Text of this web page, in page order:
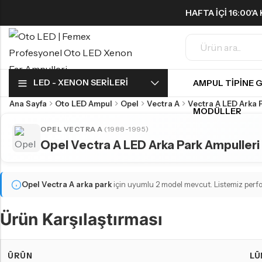
HAFTA IÇI 16:00'A
LED - XENON SERILERI AMPUL TIPINE
MODÜLLER
Ana Sayfa Oto LED Ampul Opel Vectra A Vectra A LED Arka
OPEL VECTRA A (1988-1995)
Opel Vectra A LED Arka Park Ampulleri
Opel Vectra A arka park için uyumlu 2 model mevcut. Listemiz
Ürün Karşılaştırması
ÜRÜN
Geri
FAR & SIS AMPULLERI
H1 LED Ampul
H3 LED Ampul
H4 LED Ampul
H8 LED Ampul
H10 LED Ampul
Geri
SINYAL AMPULLERI
Harika LED sinyal ampullerini keşfedin!
Küçük ama etkili LED park ampulleri ile tanışın!
GERI VITES AMPULLERI